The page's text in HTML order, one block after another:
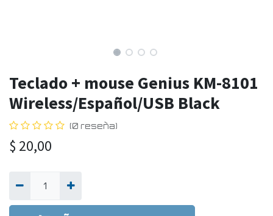
Teclado + mouse Genius KM-8101
Wireless/Español/USB Black
(0 reseña)
$ 20,00